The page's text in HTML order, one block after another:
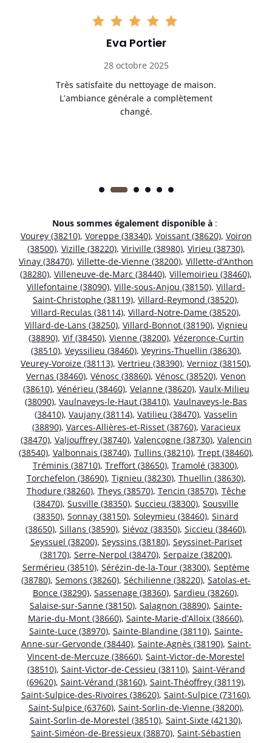
Eva Portier
28 octobre 2025
Très satisfaite du nettoyage de maison.
L’ambiance générale a complètement
changé.
Nous sommes également disponible à :
Vourey (38210), Voreppe (38340), Voissant (38620), Voiron
(38500), Vizille (38220), Viriville (38980), Virieu (38730),
Vinay (38470), Villette-de-Vienne (38200), Villette-d’Anthon
(38280), Villeneuve-de-Marc (38440), Villemoirieu (38460),
Villefontaine (38090), Ville-sous-Anjou (38150), Villard-
Saint-Christophe (38119), Villard-Reymond (38520),
Villard-Reculas (38114), Villard-Notre-Dame (38520),
Villard-de-Lans (38250), Villard-Bonnot (38190), Vignieu
(38890), Vif (38450), Vienne (38200), Vézeronce-Curtin
(38510), Veyssilieu (38460), Veyrins-Thuellin (38630),
Veurey-Voroize (38113), Vertrieu (38390), Vernioz (38150),
Vernas (38460), Vénosc (38860), Vénosc (38520), Venon
(38610), Vénérieu (38460), Velanne (38620), Vaulx-Milieu
(38090), Vaulnaveys-le-Haut (38410), Vaulnaveys-le-Bas
(38410), Vaujany (38114), Vatilieu (38470), Vasselin
(38890), Varces-Allières-et-Risset (38760), Varacieux
(38470), Valjouffrey (38740), Valencogne (38730), Valencin
(38540), Valbonnais (38740), Tullins (38210), Trept (38460),
Tréminis (38710), Treffort (38650), Tramolé (38300),
Torchefelon (38690), Tignieu (38230), Thuellin (38630),
Thodure (38260), Theys (38570), Tencin (38570), Têche
(38470), Susville (38350), Succieu (38300), Sousville
(38350), Sonnay (38150), Soleymieu (38460), Sinard
(38650), Sillans (38590), Siévoz (38350), Siccieu (38460),
Seyssuel (38200), Seyssins (38180), Seyssinet-Pariset
(38170), Serre-Nerpol (38470), Serpaize (38200),
Sermérieu (38510), Sérézin-de-la-Tour (38300), Septème
(38780), Semons (38260), Séchilienne (38220), Satolas-et-
Bonce (38290), Sassenage (38360), Sardieu (38260),
Salaise-sur-Sanne (38150), Salagnon (38890), Sainte-
Marie-du-Mont (38660), Sainte-Marie-d’Alloix (38660),
Sainte-Luce (38970), Sainte-Blandine (38110), Sainte-
Anne-sur-Gervonde (38440), Sainte-Agnès (38190), Saint-
Vincent-de-Mercuze (38660), Saint-Victor-de-Morestel
(38510), Saint-Victor-de-Cessieu (38110), Saint-Vérand
(69620), Saint-Vérand (38160), Saint-Théoffrey (38119),
Saint-Sulpice-des-Rivoires (38620), Saint-Sulpice (73160),
Saint-Sulpice (63760), Saint-Sorlin-de-Vienne (38200),
Saint-Sorlin-de-Morestel (38510), Saint-Sixte (42130),
Saint-Siméon-de-Bressieux (38870), Saint-Sébastien